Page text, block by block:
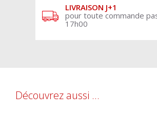
LIVRAISON J+1
pour toute commande
17h00
Découvrez aussi ...